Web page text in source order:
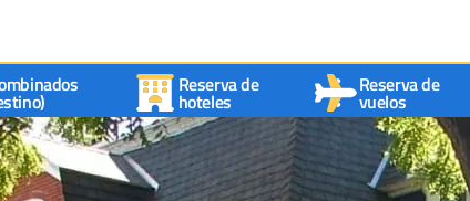
Reserva de
hoteles
Reserva de
vuelos